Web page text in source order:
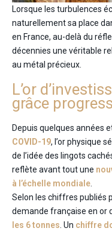
Lorsque les turbulences
naturellement sa place
en France, au-delà du
décennies une véritable
au métal précieux.
L’or
grâce
Depuis quelques années
COVID-19, l’or physique
de l’idée des lingots
reflète avant tout une
à l’échelle mondiale.
Selon les chiffres publiés
demande française en or
les 6 tonnes. Un chiffre